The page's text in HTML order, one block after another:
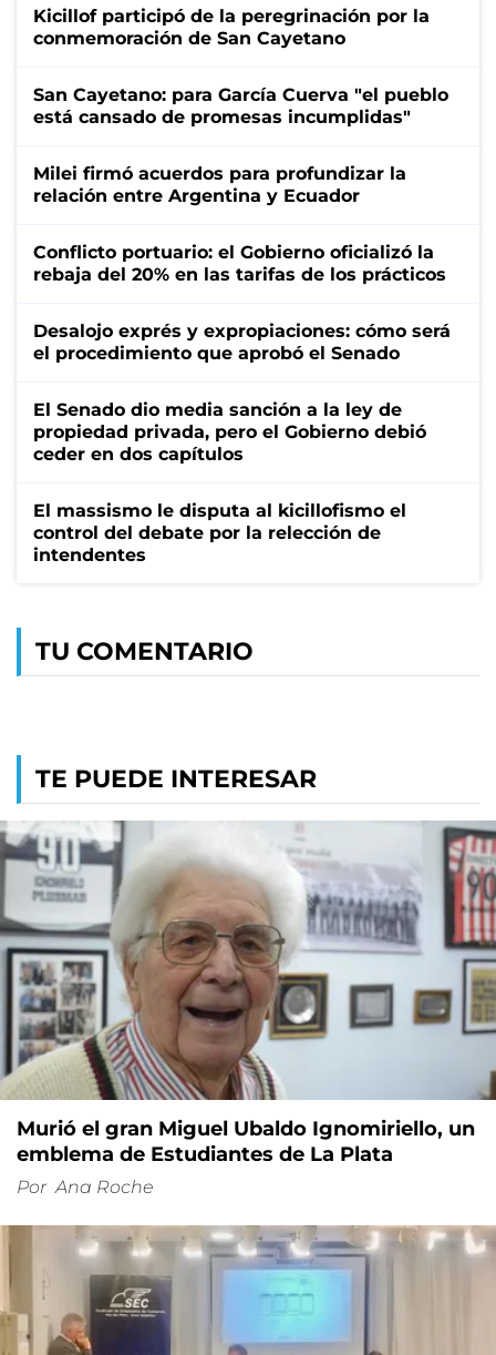
Kicillof participó de la peregrinación por la
conmemoración de San Cayetano
San Cayetano: para García Cuerva "el pueblo
está cansado de promesas incumplidas"
Milei firmó acuerdos para profundizar la
relación entre Argentina y Ecuador
Conflicto portuario: el Gobierno oficializó la
rebaja del 20% en las tarifas de los prácticos
Desalojo exprés y expropiaciones: cómo será
el procedimiento que aprobó el Senado
El Senado dio media sanción a la ley de
propiedad privada, pero el Gobierno debió
ceder en dos capítulos
El massismo le disputa al kicillofismo el
control del debate por la relección de
intendentes
TU COMENTARIO
TE PUEDE INTERESAR
Murió el gran Miguel Ubaldo Ignomiriello, un
emblema de Estudiantes de La Plata
Por Ana Roche